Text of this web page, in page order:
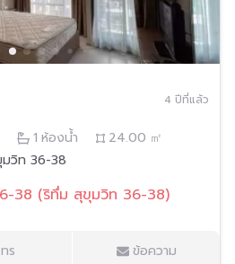
4 ปีที่แล้ว
1 ห้องน้ำ 24.00 ㎡
มวิท 36-38
38 (ริทึ่ม สุขุมวิท 36-38)
ร ข้อความ